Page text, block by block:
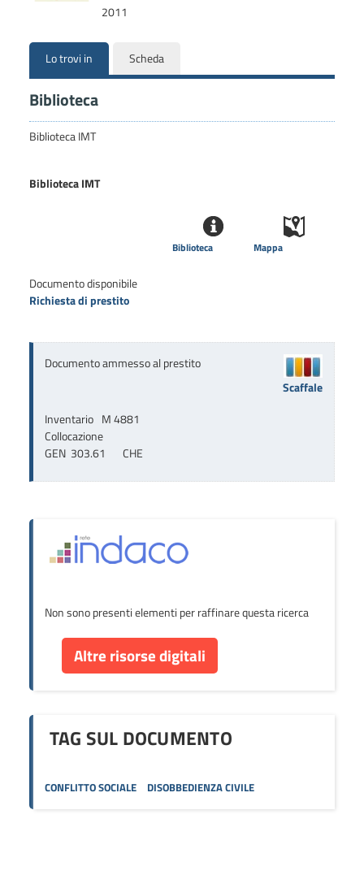
2011
Lo trovi in Scheda
Biblioteca
Biblioteca IMT
Biblioteca IMT
Mappa
Biblioteca
Documento disponibile
Richiesta di prestito
Documento ammesso al prestito
Inventario M 4881
Collocazione
GEN  303.61       CHE
Scaffale
Non sono presenti elementi per raffinare questa ricerca
Altre risorse digitali
TAG SUL DOCUMENTO
CONFLITTO SOCIALE DISOBBEDIENZA CIVILE